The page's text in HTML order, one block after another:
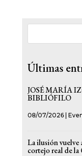
Últimas
JOSÉ MARÍA
BIBLIÓFILO
08/07/2026|
La ilusión vuelve
cortejo real de